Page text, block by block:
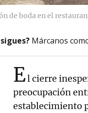
de boda en el
Márcanos
El cierre
preocupación
establecimiento